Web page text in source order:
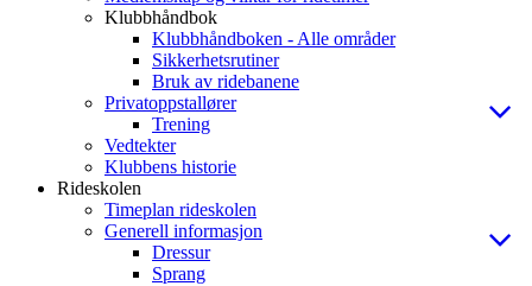
Klubbhåndbok
Klubbhåndboken - Alle områder
Sikkerhetsrutiner
Bruk av ridebanene
Privatoppstallører
Trening
Vedtekter
Klubbens historie
Rideskolen
Timeplan rideskolen
Generell informasjon
Dressur
Sprang